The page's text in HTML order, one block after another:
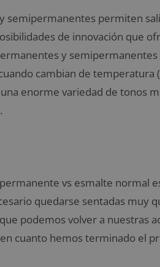
semipermanentes permiten
de innovación que
y
cambian de temperatura
enorme variedad de tonos
vs esmalte normal
quedarse sentadas muy
podemos volver a nuestras
cuanto hemos terminado el